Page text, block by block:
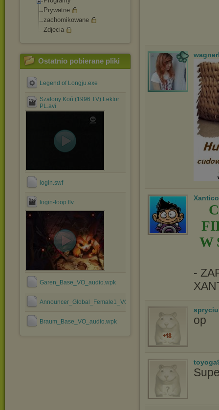
Prywatne
zachomikowane
Zdjęcia
Ostatnio pobierane pliki
Legend of Longju.exe
Szalony Koń (1996 TV) Lektor
PL.avi
login.swf
login-loop.flv
Garen_Base_VO_audio.wpk
Announcer_Global_Female1_VO_audio.wpk
Braum_Base_VO_audio.wpk
Xantico
W
-
op